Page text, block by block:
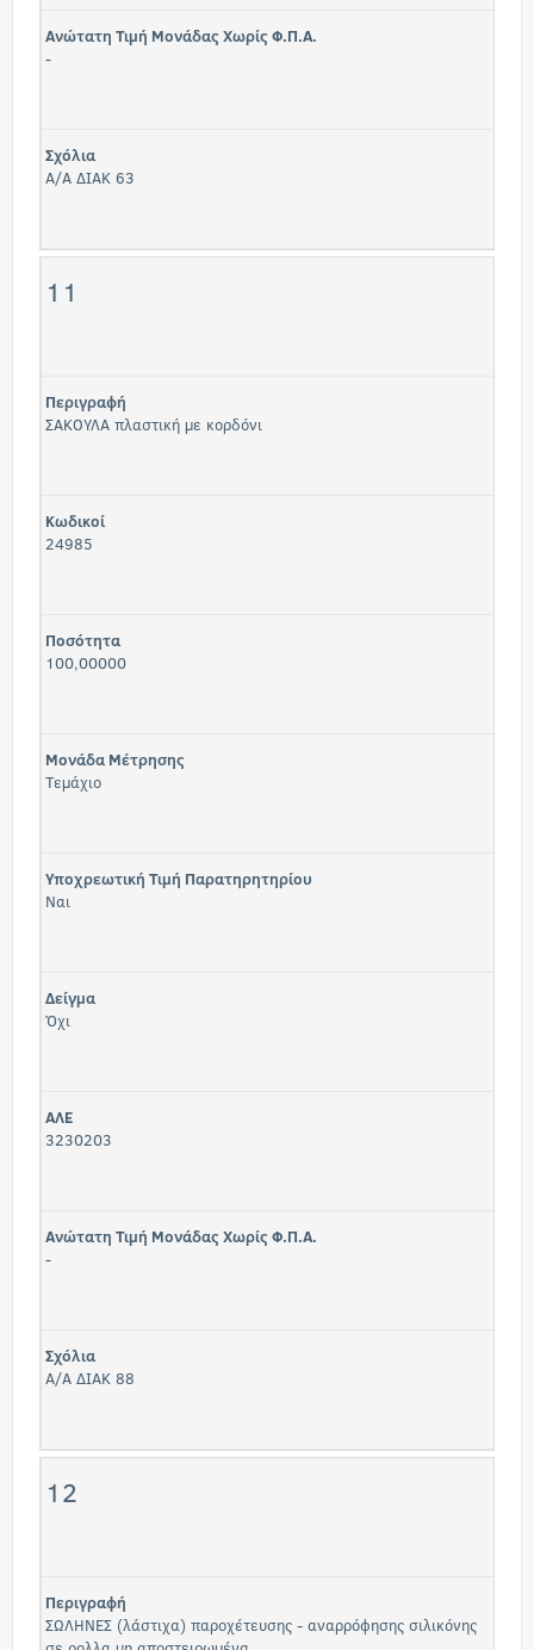
Ανώτατη Τιμή Μονάδας Χωρίς Φ.Π.Α.
-
Σχόλια
Α/Α ΔΙΑΚ 63
11
Περιγραφή
ΣΑΚΟΥΛΑ πλαστική με κορδόνι
Κωδικοί
24985
Ποσότητα
100,00000
Μονάδα Μέτρησης
Τεμάχιο
Υποχρεωτική Τιμή Παρατηρητηρίου
Ναι
Δείγμα
Όχι
ΑΛΕ
3230203
Ανώτατη Τιμή Μονάδας Χωρίς Φ.Π.Α.
-
Σχόλια
Α/Α ΔΙΑΚ 88
12
Περιγραφή
ΣΩΛΗΝΕΣ (λάστιχα) παροχέτευσης - αναρρόφησης σιλικόνης